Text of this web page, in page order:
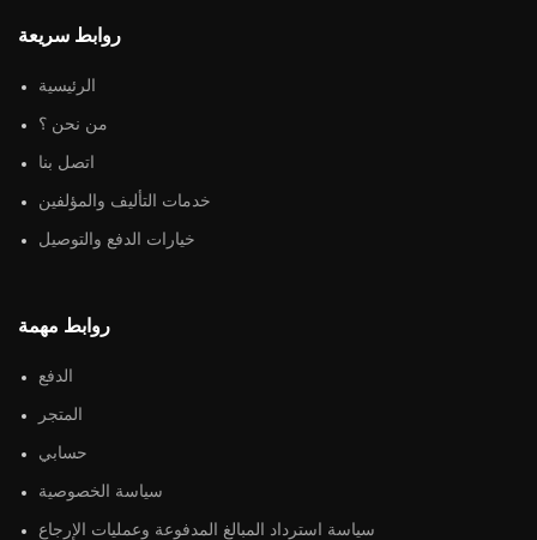
روابط سريعة
الرئيسية
من نحن ؟
اتصل بنا
خدمات التأليف والمؤلفين
خيارات الدفع والتوصيل
روابط مهمة
الدفع
المتجر
حسابي
سياسة الخصوصية
سياسة استرداد المبالغ المدفوعة وعمليات الإرجاع